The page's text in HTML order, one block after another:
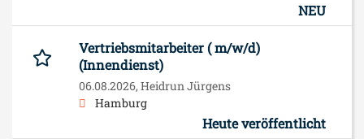
NEU
Vertriebsmitarbeiter ( m/w/d)
(Innendienst)
06.08.2026, Heidrun Jürgens
Hamburg
Heute veröffentlicht